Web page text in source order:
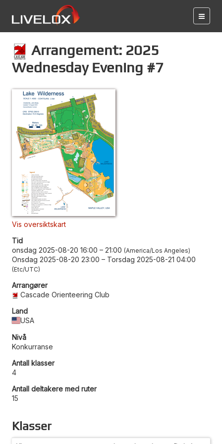
Arrangement: 2025
Wednesday Evening #7
Vis oversiktskart
Tid
onsdag 2025-08-20 16:00 – 21:00 America/Los Angeles
Onsdag 2025-08-20 23:00 – Torsdag 2025-08-21 04:00
Etc/UTC
Arrangører
Cascade Orienteering Club
Land
USA
Nivå
Konkurranse
Antall klasser
4
Antall deltakere med ruter
15
Klasser